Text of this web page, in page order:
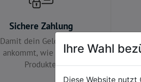
Sichere Zahlung
Damit dein Geld so gut
ankommt, wie unsere
Produkte.
Ihre Wahl
Diese Website